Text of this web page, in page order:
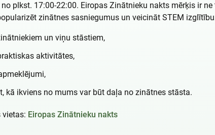
plkst. 17:00-22:00. Eiropas Zinātnieku nakts mērķis ir
zinātnes sasniegumus un veicināt STEM
un viņu stāstiem,
aktivitātes,
kā ikviens no mums var būt daļa no zinātnes stāsta.
vietas: Eiropas Zinātnieku nakts